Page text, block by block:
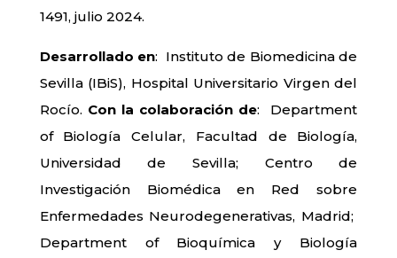
1491, julio 2024.
Desarrollado en: Instituto de Biomedicina de
Sevilla (IBiS), Hospital Universitario Virgen del
Rocío. Con la colaboración de: Department
of Biología Celular, Facultad de Biología,
Universidad de Sevilla; Centro de
Investigación Biomédica en Red sobre
Enfermedades Neurodegenerativas, Madrid;
Department of Bioquímica y Biología